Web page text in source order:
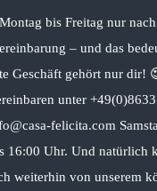
Montag bis Freitag nur nach
– und das
Geschäft gehört nur dir!
unter
felicita.com
16:00 Uhr. Und natürlich
weiterhin von unserem